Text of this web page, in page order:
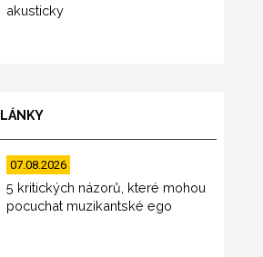
akusticky
07.08.2026
5 kritických názorů, které mohou
pocuchat muzikantské ego